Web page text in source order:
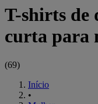
T-shirts de
curta para
(69)
Início
•